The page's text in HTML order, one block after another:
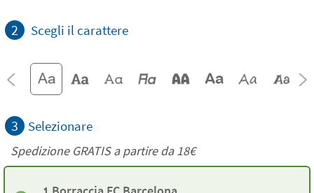
2 Scegli il carattere
3 Selezionare
Spedizione GRATIS a partire da18€